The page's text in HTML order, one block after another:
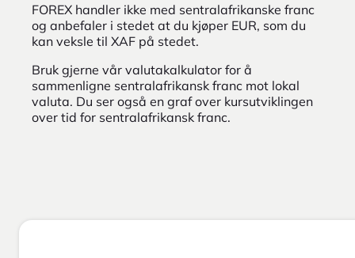
FOREX handler ikke med sentralafrikanske franc
og anbefaler i stedet at du kjøper EUR, som du
kan veksle til XAF på stedet.
Bruk gjerne vår valutakalkulator for å
sammenligne sentralafrikansk franc mot lokal
valuta. Du ser også en graf over kursutviklingen
over tid for sentralafrikansk franc.